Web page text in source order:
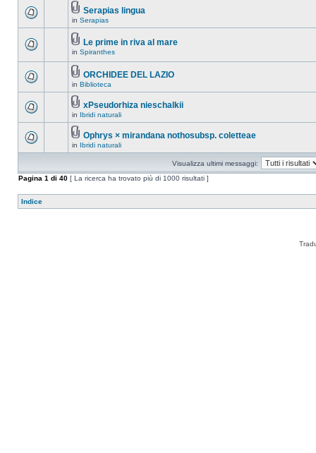
Serapias lingua
in Serapias
Le prime in riva al mare
in Spiranthes
ORCHIDEE DEL LAZIO
in Biblioteca
xPseudorhiza nieschalkii
in Ibridi naturali
Ophrys × mirandana nothosubsp. coletteae
in Ibridi naturali
Visualizza ultimi messaggi:
Pagina 1 di 40 [ La ricerca ha trovato più di 1000 risultati ]
Indice